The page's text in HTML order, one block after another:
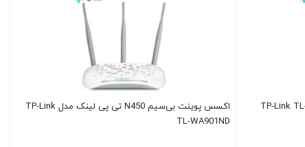
اکسس پوینت بی‌سیم N450 تی پی لینک مدل TP-Link
TL-WA901ND